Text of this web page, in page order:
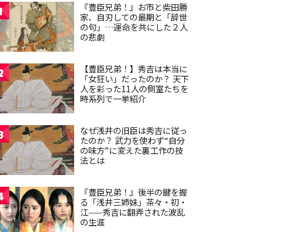
『豊臣兄弟！』お市と柴田勝
家、自刃しての最期と「辞世
の句」…運命を共にした２人
の悲劇
【豊臣兄弟！】秀吉は本当に
「女狂い」だったのか？ 天下
人を彩った11人の側室たちを
時系列で一挙紹介
なぜ浅井の旧臣は秀吉に従っ
たのか？ 武力を使わず“自分
の味方”に変えた裏工作の技
法とは
『豊臣兄弟！』後半の鍵を握
る「浅井三姉妹」茶々・初・
江——秀吉に翻弄された波乱
の生涯